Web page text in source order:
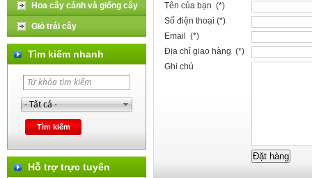
Hoa cây cảnh và giống cây
Giỏ trái cây
Tìm kiếm nhanh
Hỗ trợ trực tuyến
Tên của bạn (*)
Số điện thoại (*)
Email (*)
Địa chỉ giao hàng (*)
Ghi chú